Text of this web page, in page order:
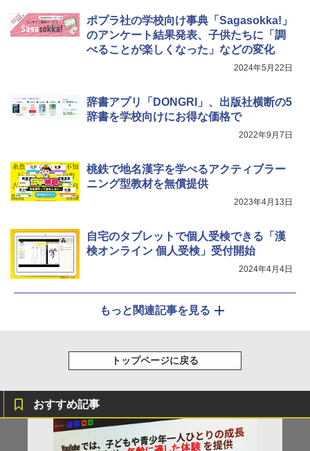
5
くもん出版(KUMON PUBLISHING) ロジ
カル国旗パズル 知育玩具 おもちゃ 4歳以
上 KUMON LK-10
5 Fernrohr:実験用キャビネット
￥4,722
ポプラ社の学校向け事典「Sagasokka!」
のアンケート結果発表、子供たちに「調
べることが楽しくなった」などの変化
2024年5月22日
辞書アプリ「DONGRI」、出版社横断の5
辞書を学校向けにお得な価格で
2022年9月7日
桃鉄で地名漢字を学べるアクティブラー
ニング型教材を無償提供
2023年4月13日
自宅のタブレットで個人受検できる「漢
検オンライン 個人受検」受付開始
2024年4月4日
もっと関連記事を見る
トップページに戻る
おすすめ記事